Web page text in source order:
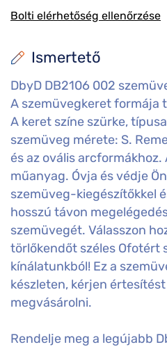
Ismertető
DbyD DB2106 002
A szemüvegkeret formája
A keret színe szürke,
szemüveg mérete: S.
és az ovális
műanyag. Óvja és védje
szemüveg-kiegészítőkkel
hosszú távon
szemüvegét. Válasszon
törlőkendőt széles Ofotért
kínálatunkból! Ez a
készleten, kérjen
megvásárolni.
Rendelje meg a legújabb
Bolti elérhetőség ellenőrzése